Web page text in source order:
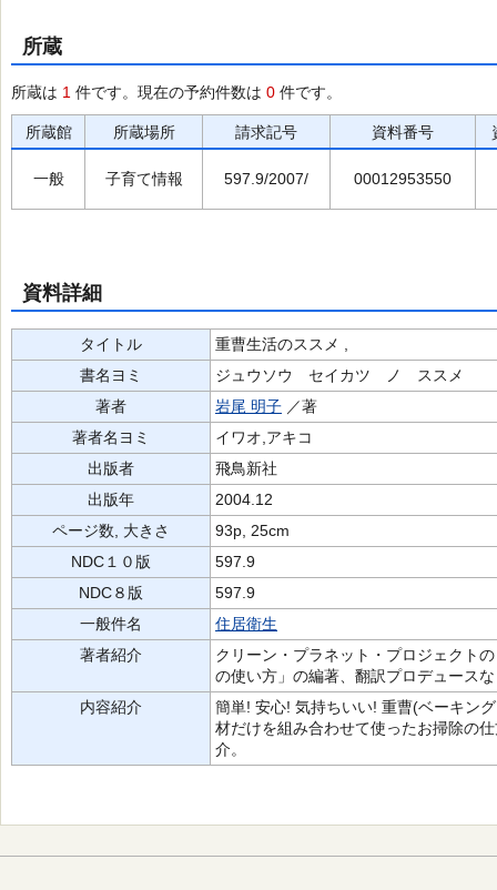
所蔵
所蔵は 1 件です。現在の予約件数は 0 件です。
所蔵館 所蔵場所 請求記号 資料番号
一般 子育て情報 597.9/2007/ 00012953550
資料詳細
タイトル
重曹生活のススメ ,
書名ヨミ
ジュウソウ セイカツ ノ ススメ
著者
岩尾 明子 ／著
著者名ヨミ
イワオ,アキコ
出版者
飛鳥新社
出版年
2004.12
ページ数, 大きさ
93p, 25cm
NDC１０版
597.9
NDC８版
597.9
一般件名
住居衛生
著者紹介
クリーン・プラネット・プロジェクト
の使い方」の編著、翻訳プロデュース
内容紹介
簡単! 安心! 気持ちいい! 重曹(ベーキン
材だけを組み合わせて使ったお掃除の
介。